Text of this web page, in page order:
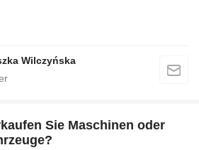
Wilczyńska
Sie Maschinen oder